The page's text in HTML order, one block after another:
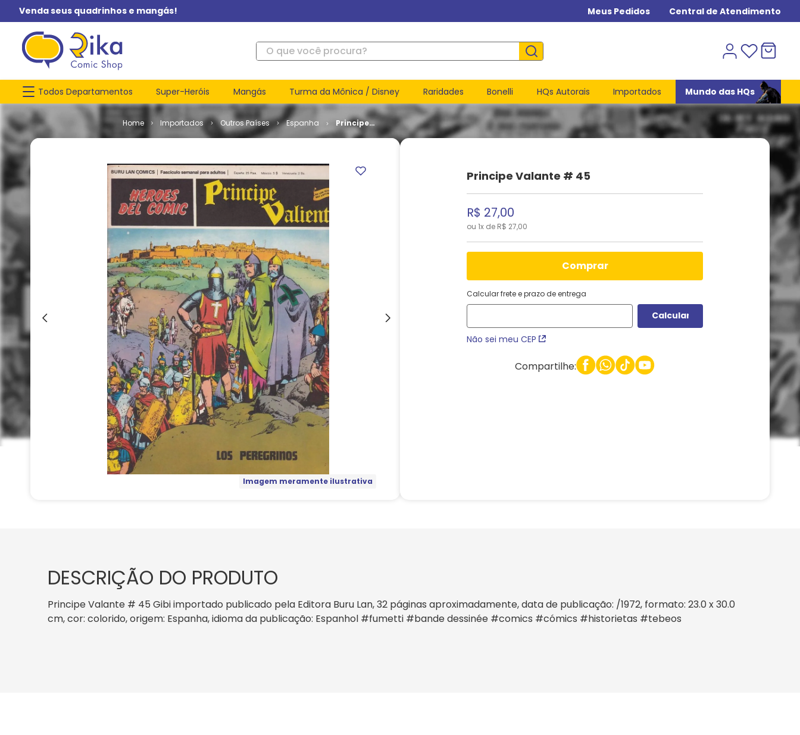
Venda seus quadrinhos e mangás! Meus Pedidos Central de Atendimento
O que você procura?
Todos Departamentos Super-Heróis Mangás Turma da Mônica / Disney Raridades Bonelli HQs Autorais Importados Mundo das HQs
Importados Outros Países Espanha
Principe
Valante #
Imagem meramente ilustrativa
Principe Valante # 45
R$ 27,00
ou 1x de R$ 27,00
comprar
Calcular frete e prazo de entrega
Não sei meu CEP
Compartilhe:
DESCRIÇÃO DO PRODUTO
Principe Valante # 45 Gibi importado publicado pela Editora Buru Lan, 32 páginas aproximadamente, data de publicação: /1972, formato: 23.0 x 30.0
cm, cor: colorido, origem: Espanha, idioma da publicação: Espanhol #fumetti #bande dessinée #comics #cómics #historietas #tebeos